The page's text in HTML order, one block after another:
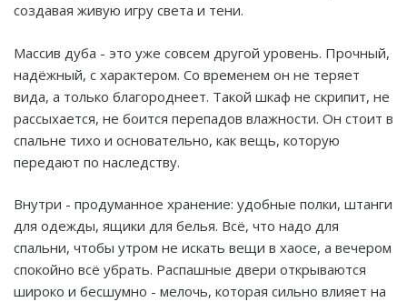
создавая живую игру света и тени.
Массив дуба - это уже совсем другой уровень. Прочный,
надёжный, с характером. Со временем он не теряет
вида, а только благороднеет. Такой шкаф не скрипит, не
рассыхается, не боится перепадов влажности. Он стоит в
спальне тихо и основательно, как вещь, которую
передают по наследству.
Внутри - продуманное хранение: удобные полки, штанги
для одежды, ящики для белья. Всё, что надо для
спальни, чтобы утром не искать вещи в хаосе, а вечером
спокойно всё убрать. Распашные двери открываются
широко и бесшумно - мелочь, которая сильно влияет на